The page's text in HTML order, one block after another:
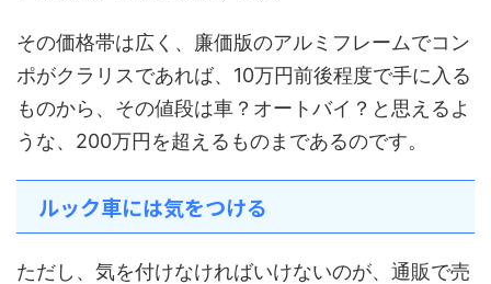
その価格帯は広く、廉価版のアルミフレームでコン
ポがクラリスであれば、10万円前後程度で手に入る
ものから、その値段は車？オートバイ？と思えるよ
うな、200万円を超えるものまであるのです。
ルック車には気をつける
ただし、気を付けなければいけないのが、通販で売